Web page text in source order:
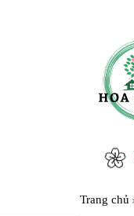
Trang chủ